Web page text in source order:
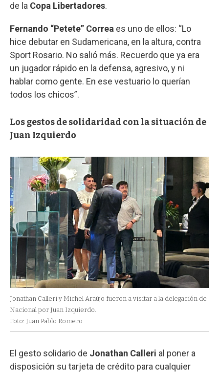
de la Copa Libertadores.
Fernando “Petete” Correa es uno de ellos: “Lo
hice debutar en Sudamericana, en la altura, contra
Sport Rosario. No salió más. Recuerdo que ya era
un jugador rápido en la defensa, agresivo, y ni
hablar como gente. En ese vestuario lo querían
todos los chicos”.
Los gestos de solidaridad con la situación de
Juan Izquierdo
Jonathan Calleri y Michel Araújo fueron a visitar a la delegación de
Nacional por Juan Izquierdo.
Foto: Juan Pablo Romero
El gesto solidario de Jonathan Calleri al poner a
disposición su tarjeta de crédito para cualquier